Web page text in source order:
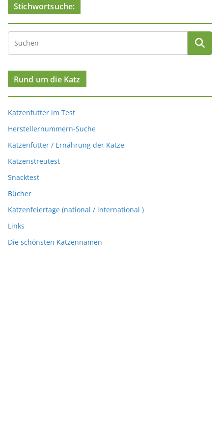
Stichwortsuche:
Rund um die Katz
Katzenfutter im Test
Herstellernummern-Suche
Katzenfutter / Ernährung der Katze
Katzenstreutest
Snacktest
Bücher
Katzenfeiertage (national / international )
Links
Die schönsten Katzennamen